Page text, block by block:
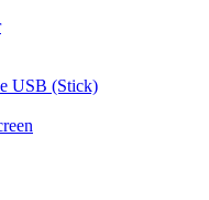
USB (Stick)